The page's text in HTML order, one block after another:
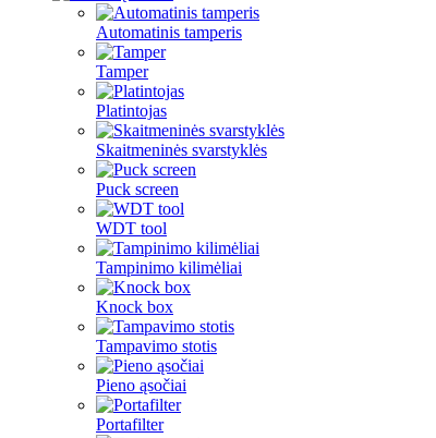
Automatinis tamperis
Tamper
Platintojas
Skaitmeninės svarstyklės
Puck screen
WDT tool
Tampinimo kilimėliai
Knock box
Tampavimo stotis
Pieno ąsočiai
Portafilter